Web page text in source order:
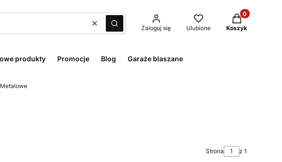
WyczyśćSzukaj Zaloguj się Ulubione
Produkty w
Koszyk
produkty Promocje Blog Garaże blaszane
Metalowe
Strona z 1